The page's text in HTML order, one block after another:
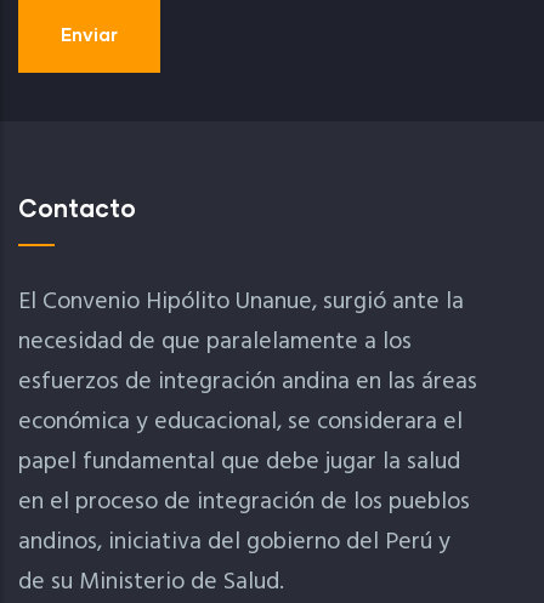
Contacto
El Convenio Hipólito Unanue, surgió ante la
necesidad de que paralelamente a los
esfuerzos de integración andina en las áreas
económica y educacional, se considerara el
papel fundamental que debe jugar la salud
en el proceso de integración de los pueblos
andinos, iniciativa del gobierno del Perú y
de su Ministerio de Salud.